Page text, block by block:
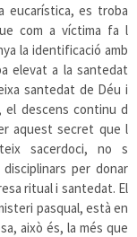
eucarística, es troba
com a víctima fa l
la identificació amb
elevat a la santedat
santedat de Déu i
el descens continu d
aquest secret que l
sacerdoci, no s
per donar
ritual i santedat. El
pasqual, està en
això és, la més que